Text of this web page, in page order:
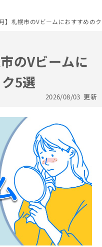
月】札幌市のVビームにおすすめの
のVビームに
5選
2026/08/03 更新